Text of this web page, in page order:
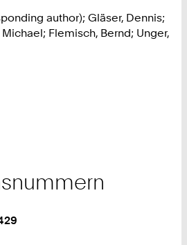
author); Gläser, Dennis;
Flemisch, Bernd; Unger,